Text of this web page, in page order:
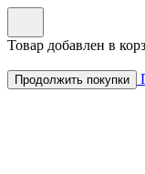
Товар добавлен в
Продолжить покупки